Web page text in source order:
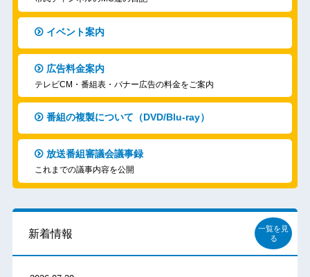
イベント案内
広告料金案内
テレビCM・番組表・バナー広告の料金をご案内
番組の複製について（DVD/Blu-ray）
放送番組審議会議事録
これまでの議事内容を公開
新着情報
一覧を見
る